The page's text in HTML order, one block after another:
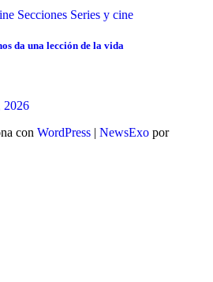
Secciones Series y cine
da una lección de la vida
2026
con WordPress | NewsExo por